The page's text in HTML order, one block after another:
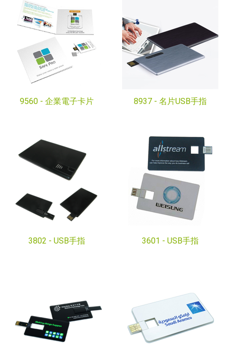
9560 - 企業電子卡片 8937 - 名片USB手指
3802 - USB手指 3601 - USB手指